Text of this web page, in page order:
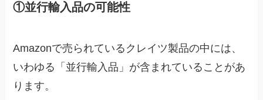
①並行輸入品の可能性
Amazonで売られているクレイツ製品の中には、
いわゆる「並行輸入品」が含まれていることがあ
ります。